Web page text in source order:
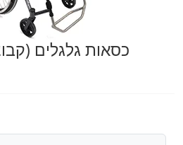
כסאות גלגלים (קבוצה 1